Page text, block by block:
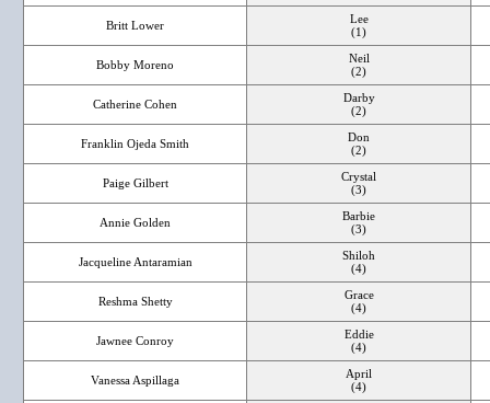
Britt Lower
Lee
(1)
Bobby Moreno
Neil
(2)
Catherine Cohen
Darby
(2)
Franklin Ojeda Smith
Don
(2)
Paige Gilbert
Crystal
(3)
Annie Golden
Barbie
(3)
Jacqueline Antaramian
Shiloh
(4)
Reshma Shetty
Grace
(4)
Jawnee Conroy
Eddie
(4)
Vanessa Aspillaga
April
(4)